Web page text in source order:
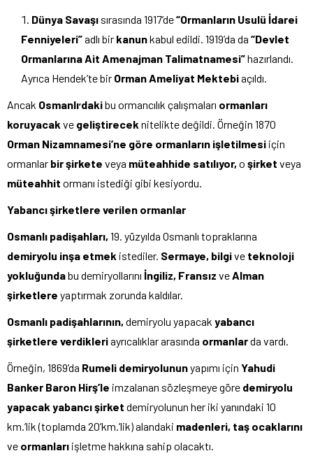
Dünya Savaşı sırasında 1917’de“Ormanların Usulü İdarei
Fenniyeleri”adlı bir kanunkabul edildi. 1919’da da “Devlet
Ormanlarına Ait Amenajman Talimatnamesi”hazırlandı.
Ayrıca Hendek’te bir Orman Ameliyat Mektebiaçıldı.
Ancak Osmanlı’dakibu ormancılık çalışmaları ormanları
koruyacak ve geliştirecek nitelikte değildi. Örneğin 1870
Orman Nizamnamesi’ne göre ormanların işletilmesi için
ormanlar bir şirkete veya müteahhide satılıyor, o şirket veya
müteahhit ormanı istediği gibi kesiyordu.
Yabancı şirketlere verilen ormanlar
Osmanlı padişahları, 19. yüzyılda Osmanlı topraklarına
demiryolu inşa etmek istediler. Sermaye, bilgive teknoloji
yokluğundabu demiryollarını İngiliz, Fransız veAlman
şirketlere yaptırmak zorunda kaldılar.
Osmanlı padişahlarının, demiryolu yapacak yabancı
şirketlere verdikleriayrıcalıklar arasında ormanlarda vardı.
Örneğin, 1869’da Rumeli demiryolununyapımı için Yahudi
Banker Baron Hirş’le imzalanan sözleşmeye göre demiryolu
yapacak yabancı şirket demiryolunun her iki yanındaki 10
km.’lik (toplamda 20’km.’lik) alandaki madenleri, taş ocaklarını
ve ormanları işletme hakkına sahip olacaktı.